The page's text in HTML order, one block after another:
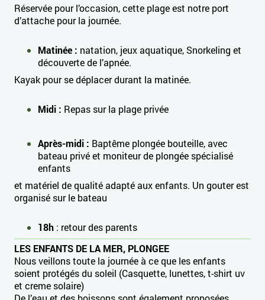
Réservée pour l’occasion, cette plage est notre port
d’attache pour la journée.
Matinée : natation, jeux aquatique, Snorkeling et
découverte de l’apnée.
Kayak pour se déplacer durant la matinée.
Midi : Repas sur la plage privée
Après-midi : Baptême plongée bouteille, avec
bateau privé et moniteur de plongée spécialisé
enfants
et matériel de qualité adapté aux enfants. Un gouter est
organisé sur le bateau
18h : retour des parents
LES ENFANTS DE LA MER, PLONGEE
Nous veillons toute la journée à ce que les enfants
soient protégés du soleil (Casquette, lunettes, t-shirt uv
et creme solaire)